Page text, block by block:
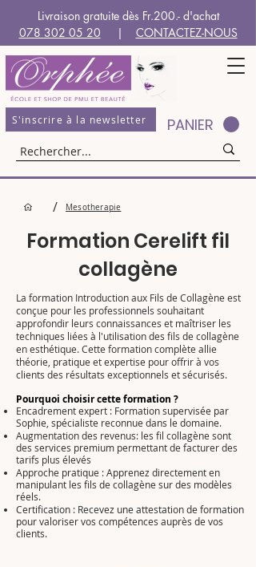
Livraison gratuite dès Fr.200.- d'achat
078 302 05 20 | CONTACTEZ-NOUS
S'inscrire à la newsletter PANIER
/ Mesotherapie
Formation Cerelift fil
collagène
La formation Introduction aux Fils de Collagène est
conçue pour les professionnels souhaitant
approfondir leurs connaissances et maîtriser les
techniques liées à l'utilisation des fils de collagène
en esthétique. Cette formation complète allie
théorie, pratique et expertise pour offrir à vos
clients des résultats exceptionnels et sécurisés.
Pourquoi choisir cette formation ?
Encadrement expert : Formation supervisée par
Sophie, spécialiste reconnue dans le domaine.
Augmentation des revenus: les fil collagène sont
des services premium permettant de facturer des
tarifs plus élevés
Approche pratique : Apprenez directement en
manipulant les fils de collagène sur des modèles
réels.
Certification : Recevez une attestation de formation
pour valoriser vos compétences auprès de vos
clients.